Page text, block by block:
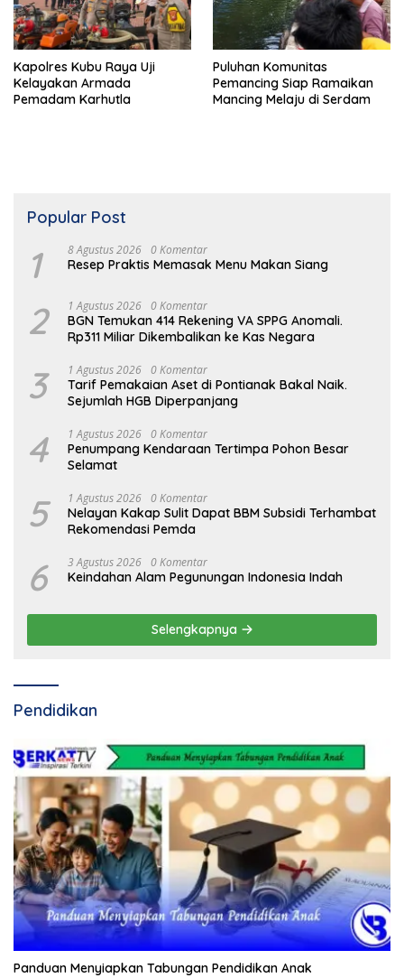
Kapolres Kubu Raya Uji
Kelayakan Armada
Pemadam Karhutla
Puluhan Komunitas
Pemancing Siap Ramaikan
Mancing Melaju di Serdam
Popular Post
1 8 Agustus 2026 0 Komentar
Resep Praktis Memasak Menu Makan Siang
2 1 Agustus 2026 0 Komentar
BGN Temukan 414 Rekening VA SPPG Anomali.
Rp311 Miliar Dikembalikan ke Kas Negara
3 1 Agustus 2026 0 Komentar
Tarif Pemakaian Aset di Pontianak Bakal Naik.
Sejumlah HGB Diperpanjang
4 1 Agustus 2026 0 Komentar
Penumpang Kendaraan Tertimpa Pohon Besar
Selamat
5 1 Agustus 2026 0 Komentar
Nelayan Kakap Sulit Dapat BBM Subsidi Terhambat
Rekomendasi Pemda
6 3 Agustus 2026 0 Komentar
Keindahan Alam Pegunungan Indonesia Indah
Selengkapnya
Pendidikan
Panduan Menyiapkan Tabungan Pendidikan Anak